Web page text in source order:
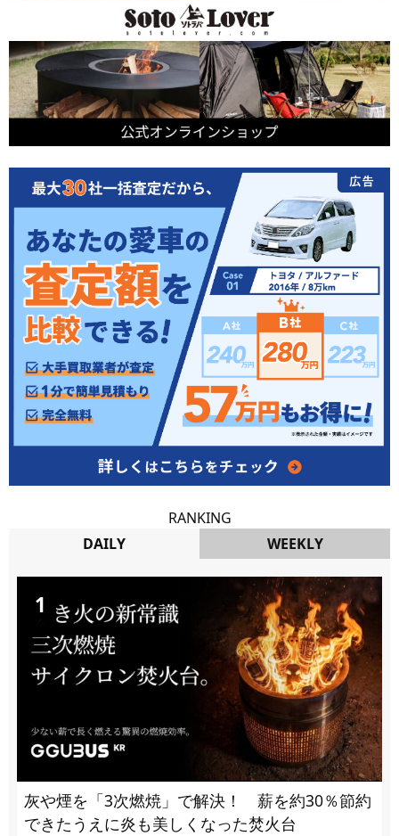
RANKING
DAILY
WEEKLY
灰や煙を「3次燃焼」で解決！ 薪を約30％節約
できたうえに炎も美しくなった焚火台